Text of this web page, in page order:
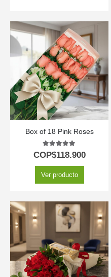
Box of 18 Pink Roses
5.00out of 5
COP$118.900
Ver producto